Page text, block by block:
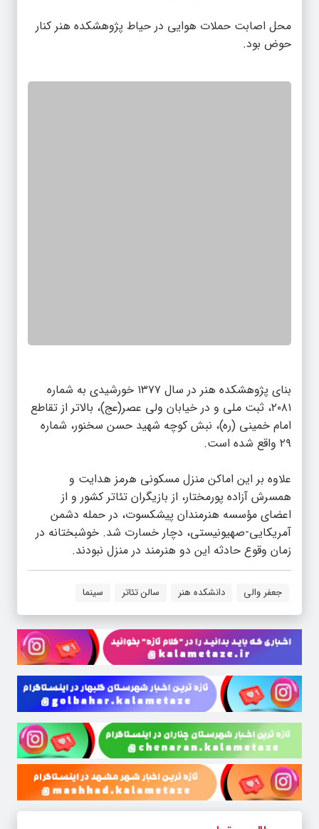
محل اصابت حملات هوایی در حیاط پژوهشکده هنر کنار
حوض بود.
بنای پژوهشکده هنر در سال ۱۳۷۷ خورشیدی به شماره
۲۰۸۱، ثبت ملی و در خیابان ولی عصر(عج)، بالاتر از تقاطع
امام خمینی (ره)، نبش کوچه شهید حسن سخنور، شماره
۲۹ واقع شده است.
علاوه بر این اماکن منزل مسکونی هرمز هدایت و
همسرش آزاده پورمختار، از بازیگران تئاتر کشور و از
اعضای مؤسسه هنرمندان پیشکسوت، در حمله‌ دشمن
آمریکایی-صهیونیستی، دچار خسارت شد. خوشبختانه در
زمان وقوع حادثه این دو هنرمند در منزل نبودند.
جعفر والی دانشکده هنر سالن تئاتر سینما